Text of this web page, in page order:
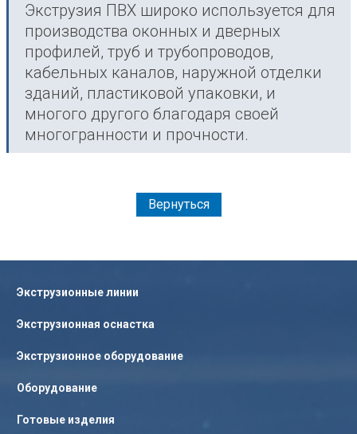
Экструзия ПВХ широко используется для
производства оконных и дверных
профилей, труб и трубопроводов,
кабельных каналов, наружной отделки
зданий, пластиковой упаковки, и
многого другого благодаря своей
многогранности и прочности.
Вернуться
Экструзионные линии
Экструзионная оснастка
Экструзионное оборудование
Оборудование
Готовые изделия